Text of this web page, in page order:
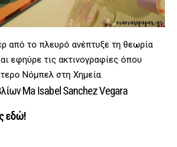
από το πλευρό ανέπτυξε τη θεωρία
εφηύρε τις ακτινογραφίες όπου
Νόμπελ στη Χημεία.
Ma Isabel Sanchez Vegara
εδώ!